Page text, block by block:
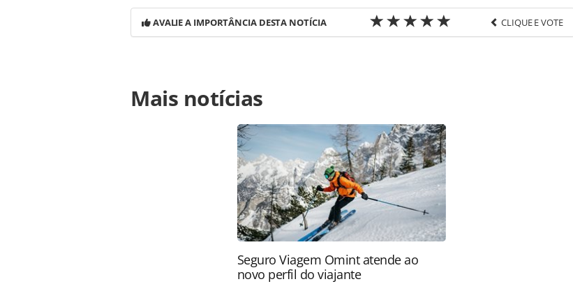
AVALIE A IMPORTÂNCIA DESTA NOTÍCIA CLIQUE E VOTE
https://www.panrotas.com.br/aviacao/empresas/2019/10/copa-oferece-stopover-
gratuito-de-ate-sete-dias-no-panama_168844.html ou as ferramentas oferecidas na
página. Todo o conteúdo produzido pela PANROTAS Editora é protegido pela legislação
brasileira sobre direito autoral. Não reproduza o conteúdo sem autorização da
PANROTAS Editora (copyright@panrotas.com.br).
Mais notícias
Seguro Viagem Omint atende ao
novo perfil do viajante